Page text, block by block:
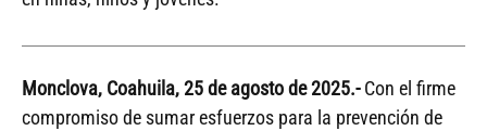
Monclova, Coahuila, 25 de agosto de 2025.-Con el firme
compromiso de sumar esfuerzos para la prevención de